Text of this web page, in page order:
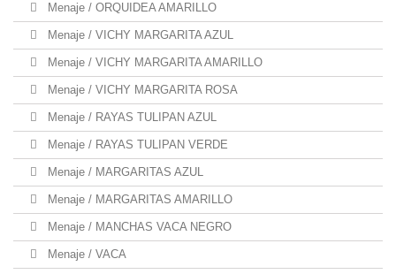
Menaje / ORQUIDEA AMARILLO
Menaje / VICHY MARGARITA AZUL
Menaje / VICHY MARGARITA AMARILLO
Menaje / VICHY MARGARITA ROSA
Menaje / RAYAS TULIPAN AZUL
Menaje / RAYAS TULIPAN VERDE
Menaje / MARGARITAS AZUL
Menaje / MARGARITAS AMARILLO
Menaje / MANCHAS VACA NEGRO
Menaje / VACA